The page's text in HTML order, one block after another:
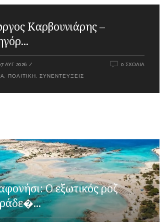
Καρβουνιάρης –
ΑΥΓ 2026
ΠΟΛΙΤΙΚΉ ΣΥΝΕΝΤΕΎΞΕΙΣ
0 ΣΧΌΛΙΑ
Ο εξωτικός ροζ